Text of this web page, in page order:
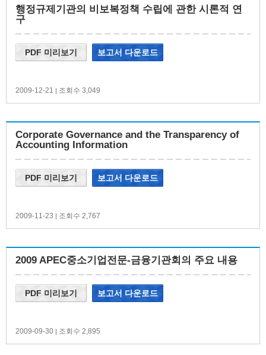
행정규제기관의 비보복정책 수립에 관한 시론적 연
구
2009-12-21 | 조회수 3,049
PDF 미리보기 보고서 다운로드
Corporate Governance and the Transparency of
Accounting Information
2009-11-23 | 조회수 2,767
PDF 미리보기 보고서 다운로드
2009 APEC중소기업전문-금융기관회의 주요 내용
2009-09-30 | 조회수 2,895
PDF 미리보기 보고서 다운로드